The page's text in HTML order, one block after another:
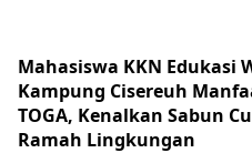
Mahasiswa KKN Edukasi
Kampung Cisereuh
TOGA, Kenalkan Sabun
Ramah Lingkungan